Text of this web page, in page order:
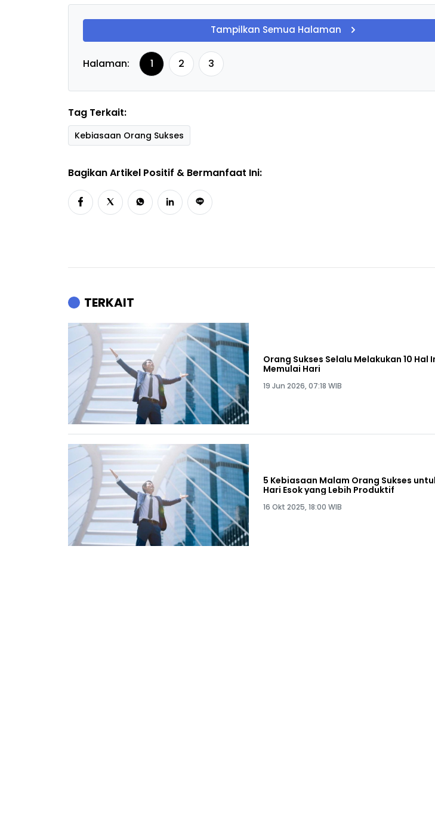
Tampilkan Semua Halaman
Halaman: 1 2 3
Tag Terkait:
Kebiasaan Orang Sukses
Bagikan Artikel Positif & Bermanfaat Ini:
TERKAIT
Orang Sukses Selalu Melakukan 10 Hal
Memulai Hari
19 Jun 2026, 07:18 WIB
5 Kebiasaan Malam Orang Sukses
Hari Esok yang Lebih Produktif
16 Okt 2025, 18:00 WIB